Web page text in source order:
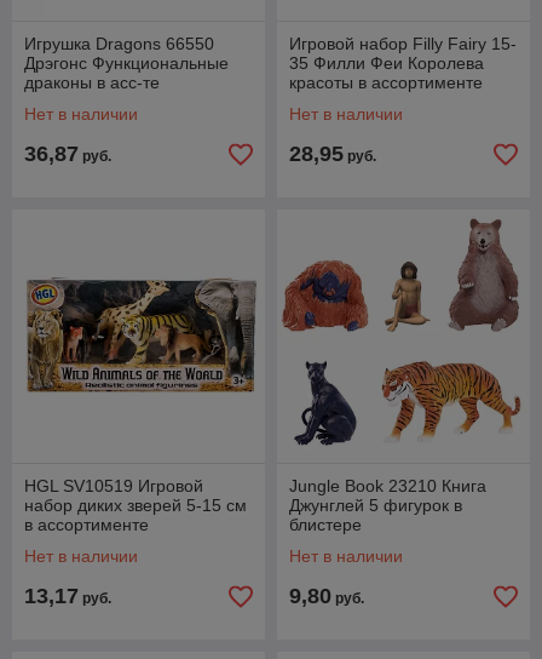
Игрушка Dragons 66550
Дрэгонс Функциональные
драконы в асс-те
Нет в наличии
36,87 руб.
Игровой набор Filly Fairy 15-
35 Филли Феи Королева
красоты в ассортименте
Нет в наличии
28,95 руб.
HGL SV10519 Игровой
набор диких зверей 5-15 см
в ассортименте
Нет в наличии
13,17 руб.
Jungle Book 23210 Книга
Джунглей 5 фигурок в
блистере
Нет в наличии
9,80 руб.